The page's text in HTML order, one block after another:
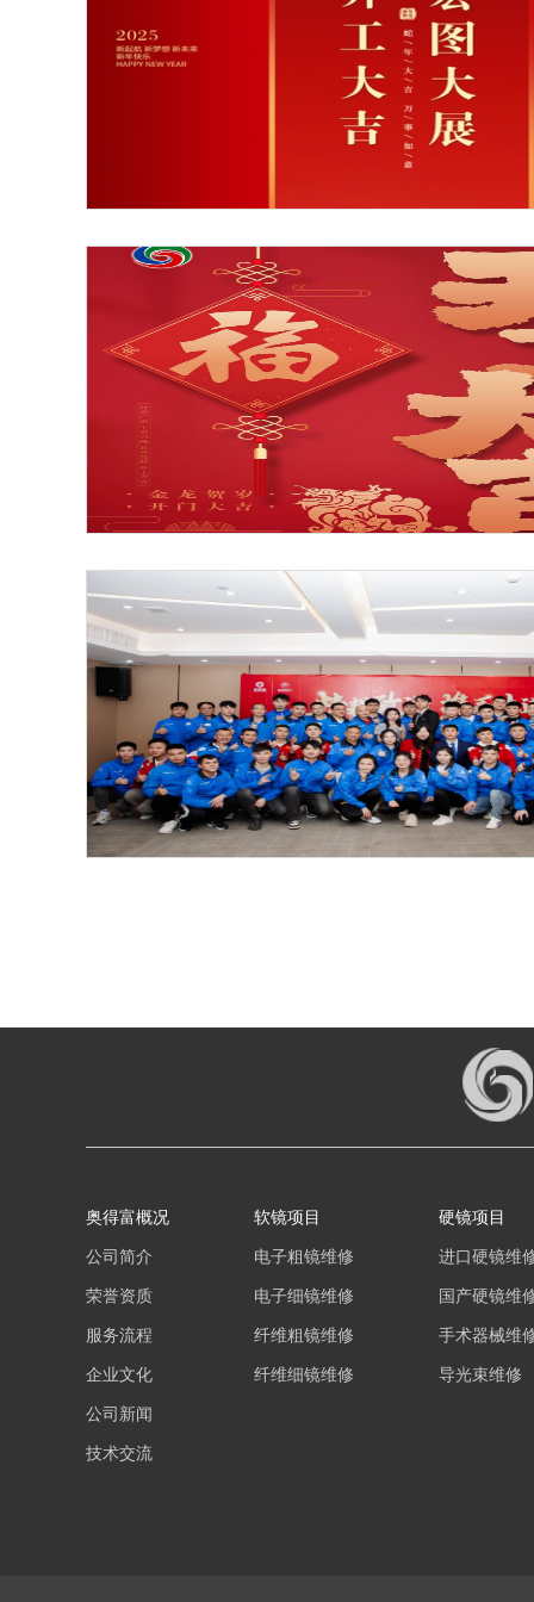
奥得富概况
公司简介
荣誉资质
服务流程
企业文化
公司新闻
技术交流
软镜项目
电子粗镜维修
电子细镜维修
纤维粗镜维修
纤维细镜维修
硬镜项目
进口硬镜维
国产硬镜维
手术器械维
导光束维修